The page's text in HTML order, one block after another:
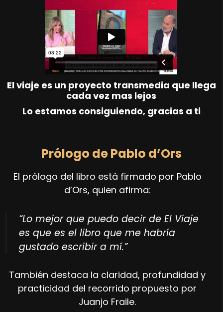
El viaje es un proyecto transmedia que llega
cada vez mas lejos
Lo estamos consiguiendo, gracias a ti
Prólogo de Pablo d’Ors
El prólogo del libro está firmado por Pablo
d’Ors, quien afirma:
“Lo mejor que puedo decir de El Viaje
es que es el libro que me habría
gustado escribir a mí.”
También destaca la claridad, profundidad y
practicidad del recorrido propuesto por
Juanjo Fraile.